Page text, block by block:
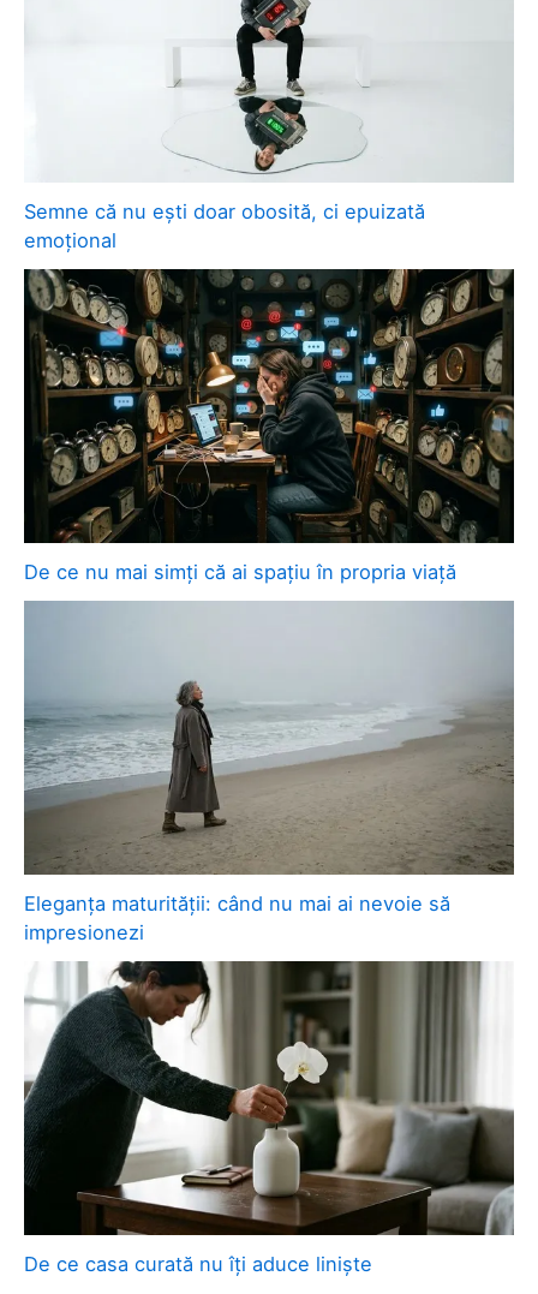
Semne că nu ești doar obosită, ci epuizată
emoțional
De ce nu mai simți că ai spațiu în propria viață
Eleganța maturității: când nu mai ai nevoie să
impresionezi
De ce casa curată nu îți aduce liniște